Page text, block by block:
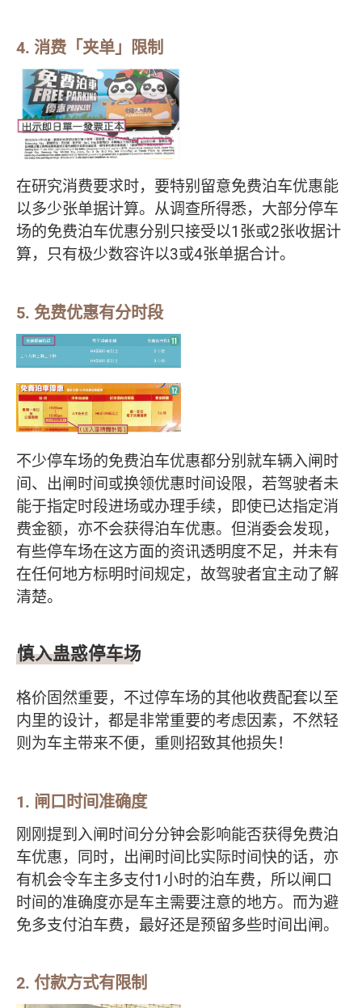
4. 消费「夹单」限制
在研究消费要求时，要特别留意免费泊车优惠能
以多少张单据计算。从调查所得悉，大部分停车
场的免费泊车优惠分别只接受以1张或2张收据计
算，只有极少数容许以3或4张单据合计。
5. 免费优惠有分时段
不少停车场的免费泊车优惠都分别就车辆入闸时
间、出闸时间或换领优惠时间设限，若驾驶者未
能于指定时段进场或办理手续，即使已达指定消
费金额，亦不会获得泊车优惠。但消委会发现，
有些停车场在这方面的资讯透明度不足，并未有
在任何地方标明时间规定，故驾驶者宜主动了解
清楚。
慎入蛊惑停车场
格价固然重要，不过停车场的其他收费配套以至
内里的设计，都是非常重要的考虑因素，不然轻
则为车主带来不便，重则招致其他损失！
1. 闸口时间准确度
刚刚提到入闸时间分分钟会影响能否获得免费泊
车优惠，同时，出闸时间比实际时间快的话，亦
有机会令车主多支付1小时的泊车费，所以闸口
时间的准确度亦是车主需要注意的地方。而为避
免多支付泊车费，最好还是预留多些时间出闸。
2. 付款方式有限制